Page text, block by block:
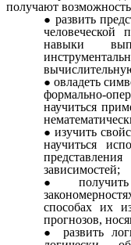
получают
развить
человеческой
навыки
овладеть
формально-
научиться
изучить
научиться
зависимостей;
способах их
прогнозов,
развить